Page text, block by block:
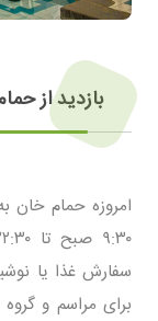
بازدید از
امروزه حمام خان
سفارش غذا یا
برای مراسم و